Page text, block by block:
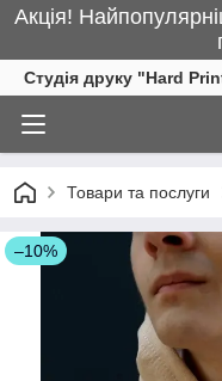
Акція!
Студія друку "Hard
Товари та послуги
–10%